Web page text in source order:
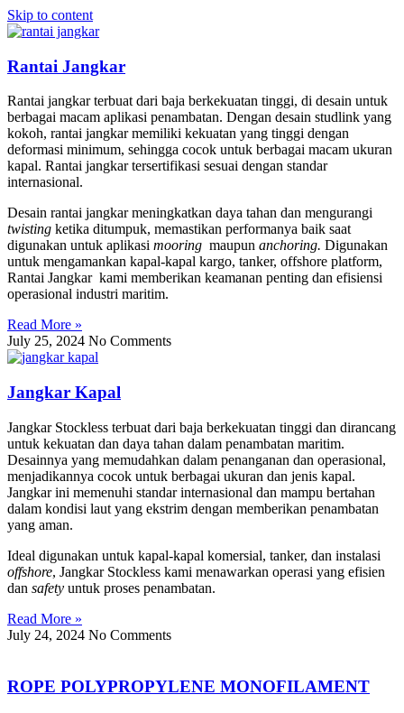
Skip to content
Rantai Jangkar
Rantai jangkar terbuat dari baja berkekuatan tinggi, di desain untuk
berbagai macam aplikasi penambatan. Dengan desain studlink yang
kokoh, rantai jangkar memiliki kekuatan yang tinggi dengan
deformasi minimum, sehingga cocok untuk berbagai macam ukuran
kapal. Rantai jangkar tersertifikasi sesuai dengan standar
internasional.
Desain rantai jangkar meningkatkan daya tahan dan mengurangi
twisting ketika ditumpuk, memastikan performanya baik saat
digunakan untuk aplikasi mooring maupun anchoring. Digunakan
untuk mengamankan kapal-kapal kargo, tanker, offshore platform,
Rantai Jangkar kami memberikan keamanan penting dan efisiensi
operasional industri maritim.
Read More »
July 25, 2024 No Comments
Jangkar Kapal
Jangkar Stockless terbuat dari baja berkekuatan tinggi dan dirancang
untuk kekuatan dan daya tahan dalam penambatan maritim.
Desainnya yang memudahkan dalam penanganan dan operasional,
menjadikannya cocok untuk berbagai ukuran dan jenis kapal.
Jangkar ini memenuhi standar internasional dan mampu bertahan
dalam kondisi laut yang ekstrim dengan memberikan penambatan
yang aman.
Ideal digunakan untuk kapal-kapal komersial, tanker, dan instalasi
offshore, Jangkar Stockless kami menawarkan operasi yang efisien
dan safety untuk proses penambatan.
Read More »
July 24, 2024 No Comments
ROPE POLYPROPYLENE MONOFILAMENT